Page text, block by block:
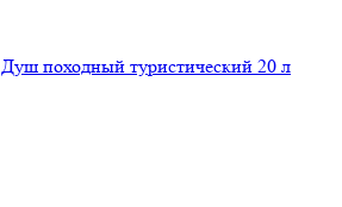
Душ походный туристический 20 л